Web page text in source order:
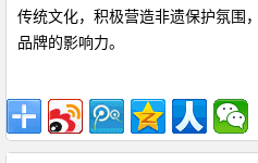
传统文化，积极营造非遗保护氛围
品牌的影响力。